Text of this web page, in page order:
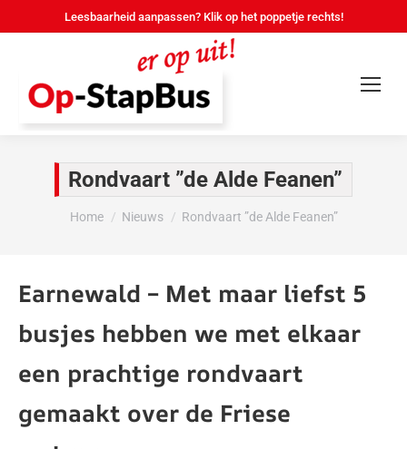
Leesbaarheid aanpassen? Klik op het poppetje rechts!
Rondvaart ”de Alde Feanen”
Je bent hier:
Home Nieuws Rondvaart ”de Alde Feanen”
Earnewald – Met maar liefst 5
busjes hebben we met elkaar
een prachtige rondvaart
gemaakt over de Friese